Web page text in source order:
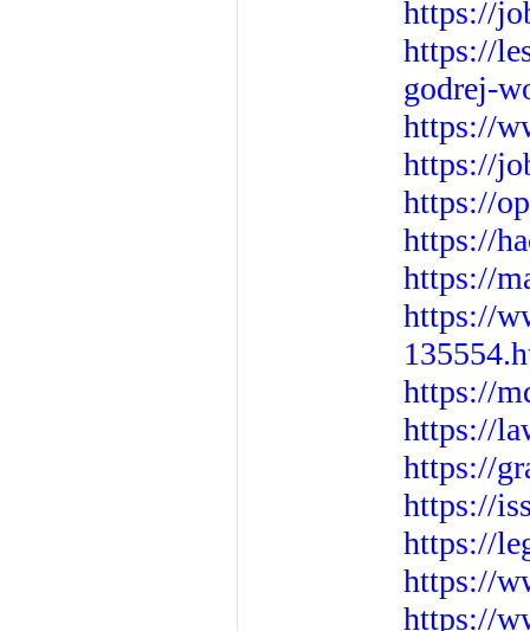
https://
https://
godrej-
https://
https://
https://
https://
https://
https://
https://
https://
https://
https://
https://
https://
https://